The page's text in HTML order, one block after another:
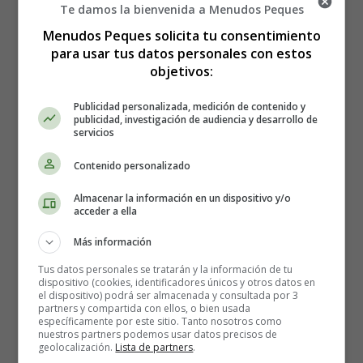
en si, y lo segundo porque el resultado no salga bien y
En cuanto a mi estado general, os tengo que contar que
tranquila. No he vuelto a tenernaúseas, el
estreñemientoviene y va, aunque cuando viene no es
hinchazón, ni dolor de espalda, y la ciática parece
todas las noches, y sin faltar a la cita, suelo tener algún
un paseito, con la correspondiente pérdida de sueño
antojos. Sigo con mucha sed y el zumo de naranja sigue
siendo mi primera opción, pero sin llegar a ser antojo. Así
que como véis, la cosa marcha de lo más tranquila.
Como os decía, la única prueba a la que debo someterme
Te damos la bienvenida a Menudos Peques
Menudos Peques solicita tu consentimiento
para usar tus datos personales con estos
objetivos:
Publicidad personalizada, medición de contenido y
publicidad, investigación de audiencia y desarrollo de
servicios
Contenido personalizado
Almacenar la información en un dispositivo y/o
acceder a ella
Más información
Tus datos personales se tratarán y la información de tu
dispositivo (cookies, identificadores únicos y otros datos en
el dispositivo) podrá ser almacenada y consultada por 3
partners y compartida con ellos, o bien usada
específicamente por este sitio. Tanto nosotros como
nuestros partners podemos usar datos precisos de
geolocalización. Lista de partners.